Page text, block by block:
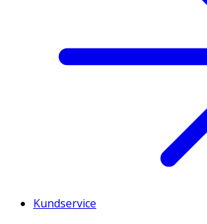
Kundservice